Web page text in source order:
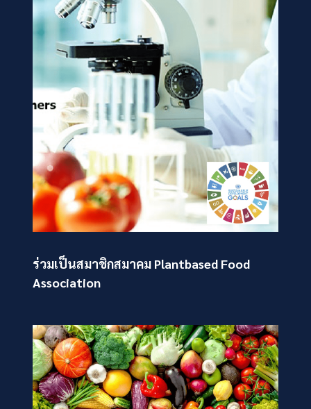
ร่วมเป็นสมาชิกสมาคม Plantbased Food
Association